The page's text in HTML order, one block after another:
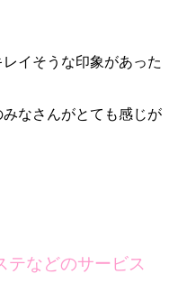
イそうな印象があった
なさんがとても感じが
テなどのサービス